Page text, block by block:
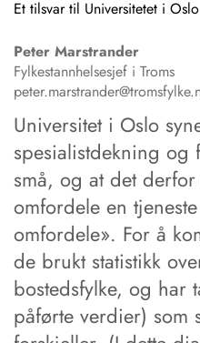
Et tilsvar til Universitetet i
Peter Marstrander
Fylkestannhelsesjef i Troms
Universitet i Oslo
spesialistdekning
små, og at det
omfordele en
omfordele». For å
de brukt statistikk
bostedsfylke, og har
påførte verdier) som